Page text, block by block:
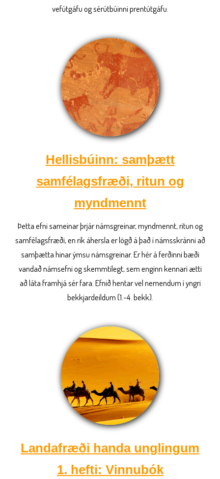
vefútgáfu og sérútbúinni prentútgáfu.
Hellisbúinn: samþætt
samfélagsfræði, ritun og
myndmennt
Þetta efni sameinar þrjár námsgreinar, myndmennt, ritun og
samfélagsfræði, en rík áhersla er lögð á það í námsskránni að
samþætta hinar ýmsu námsgreinar. Er hér á ferðinni bæði
vandað námsefni og skemmtilegt, sem enginn kennari ætti
að láta framhjá sér fara. Efnið hentar vel nemendum í yngri
bekkjardeildum (1.-4. bekk).
Landafræði handa unglingum
1. hefti: Vinnubók